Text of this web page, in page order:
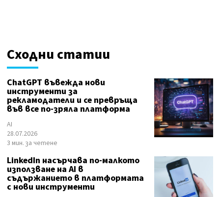
Сходни статии
ChatGPT въвежда нови
инструменти за
рекламодатели и се превръща
във все по-зряла платформа
AI
28.07.2026
3 мин. за четене
LinkedIn насърчава по-малкото
използване на AI в
съдържанието в платформата
с нови инструменти